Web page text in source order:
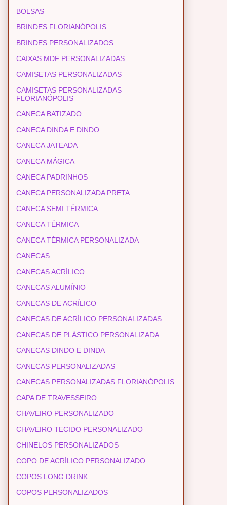
BOLSAS
BRINDES FLORIANÓPOLIS
BRINDES PERSONALIZADOS
CAIXAS MDF PERSONALIZADAS
CAMISETAS PERSONALIZADAS
CAMISETAS PERSONALIZADAS
FLORIANÓPOLIS
CANECA BATIZADO
CANECA DINDA E DINDO
CANECA JATEADA
CANECA MÁGICA
CANECA PADRINHOS
CANECA PERSONALIZADA PRETA
CANECA SEMI TÉRMICA
CANECA TÉRMICA
CANECA TÉRMICA PERSONALIZADA
CANECAS
CANECAS ACRÍLICO
CANECAS ALUMÍNIO
CANECAS DE ACRÍLICO
CANECAS DE ACRÍLICO PERSONALIZADAS
CANECAS DE PLÁSTICO PERSONALIZADA
CANECAS DINDO E DINDA
CANECAS PERSONALIZADAS
CANECAS PERSONALIZADAS FLORIANÓPOLIS
CAPA DE TRAVESSEIRO
CHAVEIRO PERSONALIZADO
CHAVEIRO TECIDO PERSONALIZADO
CHINELOS PERSONALIZADOS
COPO DE ACRÍLICO PERSONALIZADO
COPOS LONG DRINK
COPOS PERSONALIZADOS